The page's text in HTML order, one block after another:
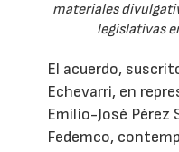
materiales
legislativas
El acuerdo,
Echevarri, en
Emilio-José Pérez
Fedemco,